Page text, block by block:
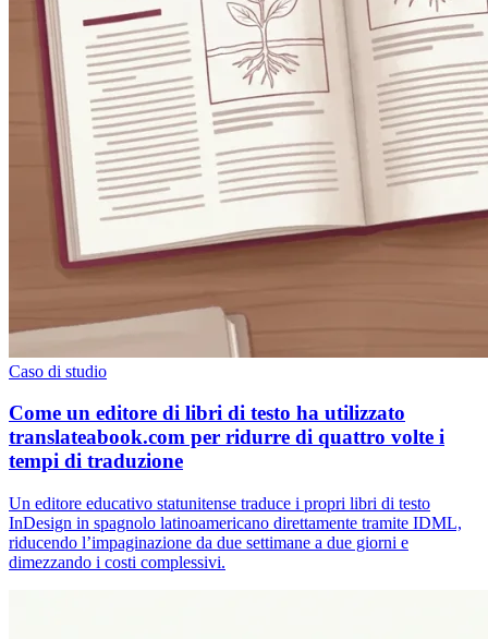
Caso di studio
Come un editore di libri di testo ha utilizzato
translateabook.com per ridurre di quattro volte i
tempi di traduzione
Un editore educativo statunitense traduce i propri libri di testo
InDesign in spagnolo latinoamericano direttamente tramite IDML,
riducendo l’impaginazione da due settimane a due giorni e
dimezzando i costi complessivi.